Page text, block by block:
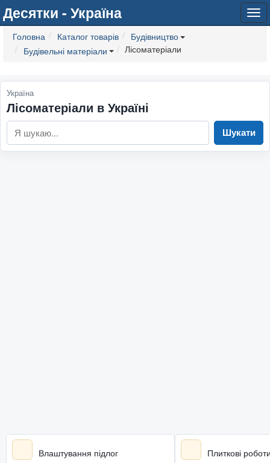
Десятки - Україна
Головна Каталог товарів
Будівництво
Будівельні матеріали
Лісоматеріали
Україна
Лісоматеріали в Україні
Шукати
Влаштування підлог Плиткові